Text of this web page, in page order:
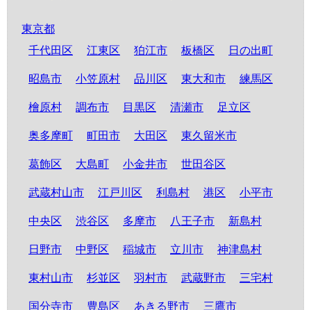
東京都
千代田区
江東区 狛江市 板橋区 日の出町
昭島市 小笠原村 品川区 東大和市 練馬区
檜原村 調布市 目黒区 清瀬市 足立区
奥多摩町 町田市 大田区 東久留米市
葛飾区 大島町 小金井市 世田谷区
武蔵村山市 江戸川区 利島村 港区 小平市
中央区 渋谷区 多摩市 八王子市 新島村
日野市 中野区 稲城市 立川市 神津島村
東村山市 杉並区 羽村市 武蔵野市 三宅村
国分寺市 豊島区 あきる野市 三鷹市